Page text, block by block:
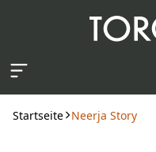
Startseite Neerja Story